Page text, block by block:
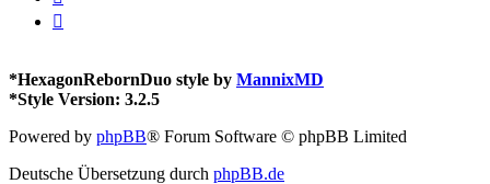
*HexagonRebornDuo style by MannixMD
*Style Version: 3.2.5
Powered by phpBB® Forum Software © phpBB Limited
Deutsche Übersetzung durch phpBB.de